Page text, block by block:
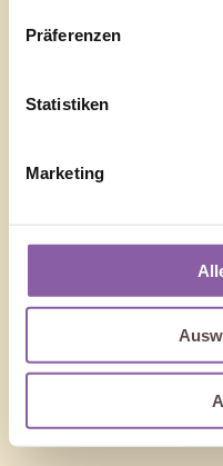
Präferenzen
Statistiken
Marketing